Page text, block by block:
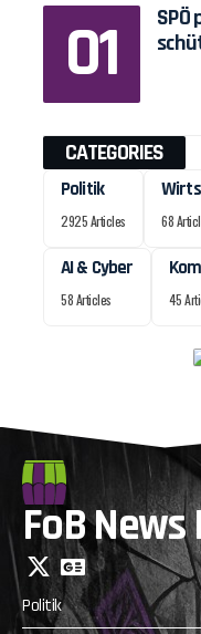
CATEGORIES
Politik
2925 Articles 68
AI & Cyber
58 Articles 45
FoB News
Politik